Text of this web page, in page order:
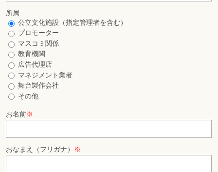
所属
公立文化施設（指定管理者を含む）
プロモーター
マスコミ関係
教育機関
広告代理店
マネジメント業者
舞台製作会社
その他
お名前※
おなまえ（フリガナ） ※